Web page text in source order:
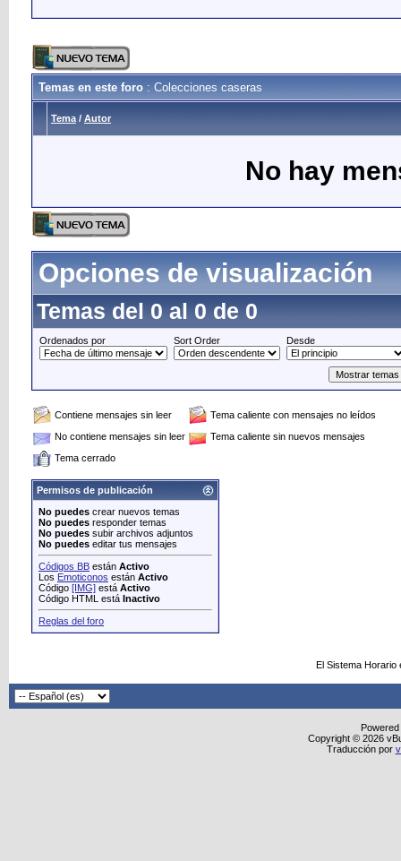
Temas en este foro : Colecciones caseras
Tema / Autor
No hay
Opciones de visualización
Temas del 0 al 0 de 0
Ordenados por Sort Order Desde
Contiene mensajes sin leer
Tema caliente con mensajes no leídos
No contiene mensajes sin leer
Tema caliente sin nuevos mensajes
Tema cerrado
Permisos de publicación
No puedes crear nuevos temas
No puedes responder temas
No puedes subir archivos adjuntos
No puedes editar tus mensajes
Códigos BB están Activo
Los Emoticonos están Activo
Código [IMG] está Activo
Código HTML está Inactivo
Reglas del foro
El Sistema
Copyright © 2026
Traducción por